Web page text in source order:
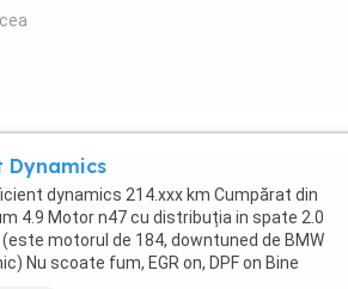
Dynamics
dynamics 214.xxx km Cumpărat din
4.9 Motor n47 cu distribuția in spate 2.0
motorul de 184, downtuned de BMW
Nu scoate fum, EGR on, DPF on Bine